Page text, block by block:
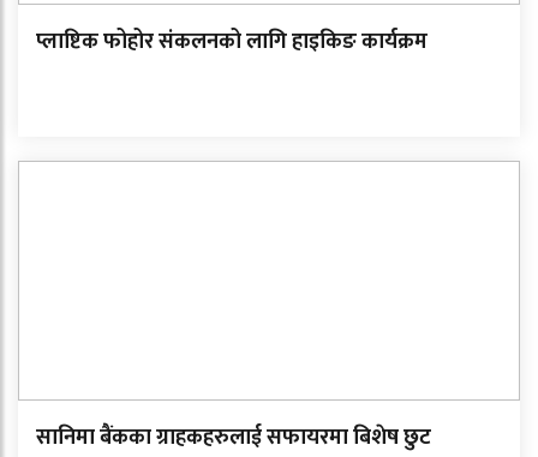
प्लाष्टिक फोहोर संकलनको लागि हाइकिङ कार्यक्रम
सानिमा बैंकका ग्राहकहरुलाई सफायरमा बिशेष छुट